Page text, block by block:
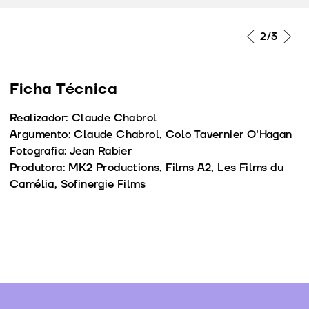
2/3
Ficha Técnica
Realizador: Claude Chabrol
Argumento: Claude Chabrol, Colo Tavernier O'Hagan
Fotografia: Jean Rabier
Produtora: MK2 Productions, Films A2, Les Films du
Camélia, Sofinergie Films